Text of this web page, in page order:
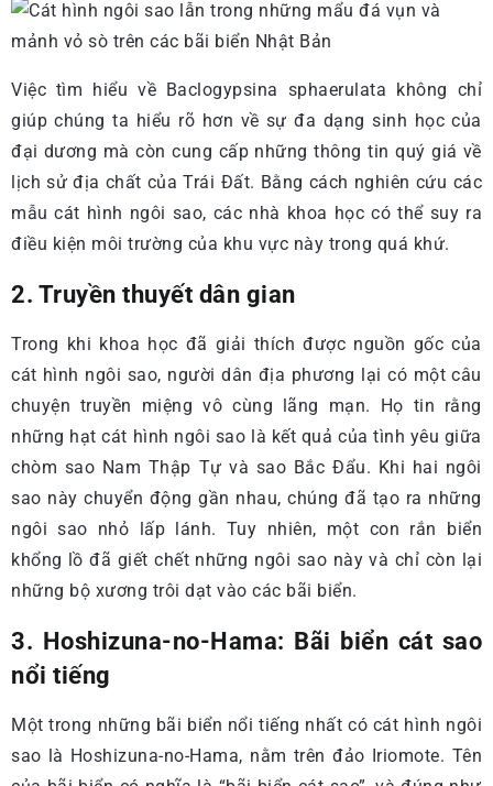
Việc tìm hiểu về Baclogypsina sphaerulata không chỉ
giúp chúng ta hiểu rõ hơn về sự đa dạng sinh học của
đại dương mà còn cung cấp những thông tin quý giá về
lịch sử địa chất của Trái Đất. Bằng cách nghiên cứu các
mẫu cát hình ngôi sao, các nhà khoa học có thể suy ra
điều kiện môi trường của khu vực này trong quá khứ.
2. Truyền thuyết dân gian
Trong khi khoa học đã giải thích được nguồn gốc của
cát hình ngôi sao, người dân địa phương lại có một câu
chuyện truyền miệng vô cùng lãng mạn. Họ tin rằng
những hạt cát hình ngôi sao là kết quả của tình yêu giữa
chòm sao Nam Thập Tự và sao Bắc Đẩu. Khi hai ngôi
sao này chuyển động gần nhau, chúng đã tạo ra những
ngôi sao nhỏ lấp lánh. Tuy nhiên, một con rắn biển
khổng lồ đã giết chết những ngôi sao này và chỉ còn lại
những bộ xương trôi dạt vào các bãi biển.
3. Hoshizuna-no-Hama: Bãi biển cát sao
nổi tiếng
Một trong những bãi biển nổi tiếng nhất có cát hình ngôi
sao là Hoshizuna-no-Hama, nằm trên đảo Iriomote. Tên